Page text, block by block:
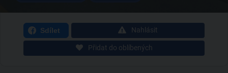
Nahlásit
Přidat do oblíbených
Sdílet